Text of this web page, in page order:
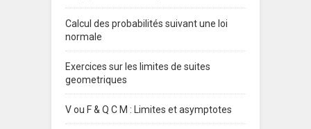
Calcul des probabilités suivant une loi
normale
Exercices sur les limites de suites
geometriques
V ou F & Q C M : Limites et asymptotes